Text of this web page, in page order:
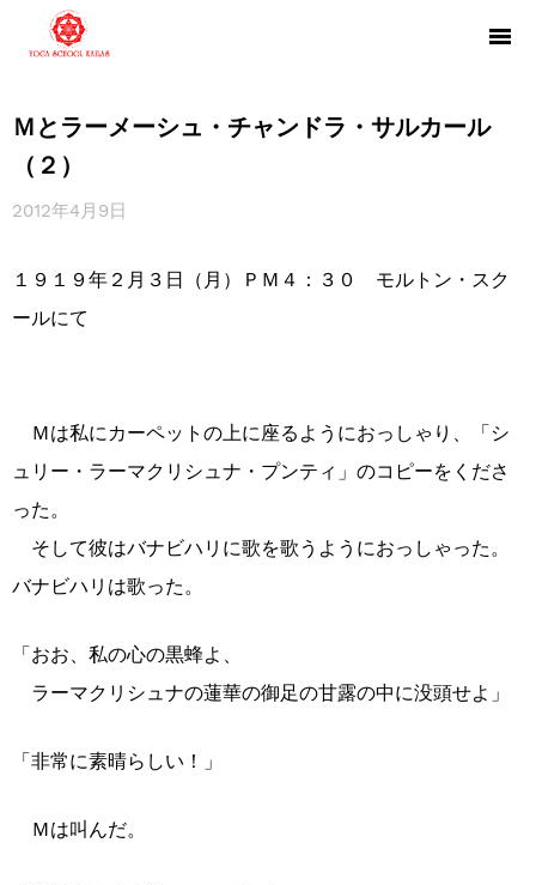
Ｍとラーメーシュ・チャンドラ・サルカール
（２）
2012年4月9日
１９１９年２月３日（月）ＰＭ４：３０ モルトン・スク
ールにて
Ｍは私にカーペットの上に座るようにおっしゃり、「シ
ュリー・ラーマクリシュナ・プンティ」のコピーをくださ
った。
そして彼はバナビハリに歌を歌うようにおっしゃった。
バナビハリは歌った。
「おお、私の心の黒蜂よ、
ラーマクリシュナの蓮華の御足の甘露の中に没頭せよ」
「非常に素晴らしい！」
Ｍは叫んだ。